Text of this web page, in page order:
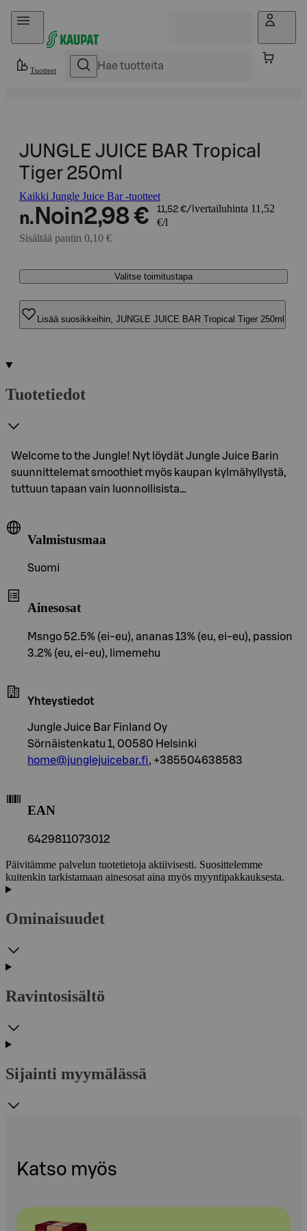
Hyppää sisältöön
Tuotteet
JUNGLE JUICE BAR Tropical
Tiger 250ml
Kaikki Jungle Juice Bar -tuotteet
n. Noin2,98 € 11,52 €/l vertailuhinta 11,52
€/l
Sisältää pantin 0,10 €
Valitse toimitustapa
Lisää suosikkeihin, JUNGLE JUICE BAR Tropical Tiger 250ml
Tuotetiedot
Welcome to the Jungle! Nyt löydät Jungle Juice Barin
suunnittelemat smoothiet myös kaupan kylmähyllystä,
tuttuun tapaan vain luonnollisista…
Valmistusmaa
Suomi
Ainesosat
Msngo 52.5% (ei-eu), ananas 13% (eu, ei-eu), passion
3.2% (eu, ei-eu), limemehu
Yhteystiedot
Jungle Juice Bar Finland Oy
Sörnäistenkatu 1, 00580 Helsinki
home@junglejuicebar.fi, +385504638583
EAN
6429811073012
Päivitämme palvelun tuotetietoja aktiivisesti. Suosittelemme
kuitenkin tarkistamaan ainesosat aina myös myyntipakkauksesta.
Ominaisuudet
Ravintosisältö
Sijainti myymälässä
Katso myös